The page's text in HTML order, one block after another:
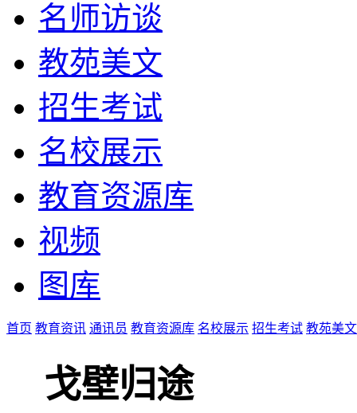
名师访谈
教苑美文
招生考试
名校展示
教育资源库
视频
图库
首页 教育资讯 通讯员 教育资源库 名校展示 招生考试 教苑美文
戈壁归途